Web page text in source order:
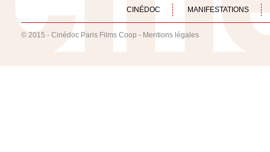
CINÉDOC MANIFESTATIONS
© 2015 - Cinédoc Paris Films Coop - Mentions légales